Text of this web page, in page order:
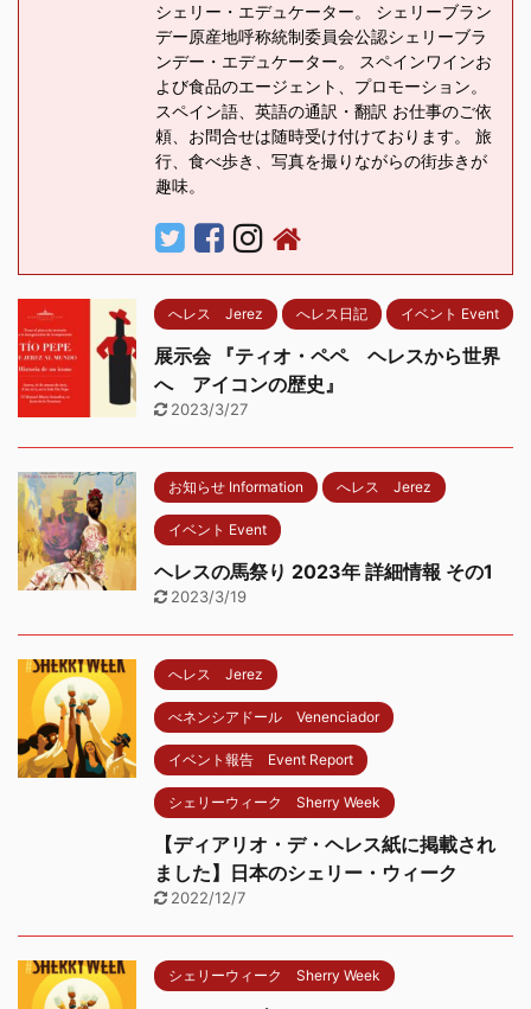
シェリー・エデュケーター。 シェリーブラン
デー原産地呼称統制委員会公認シェリーブラ
ンデー・エデュケーター。 スペインワインお
よび食品のエージェント、プロモーション。
スペイン語、英語の通訳・翻訳 お仕事のご依
頼、お問合せは随時受け付けております。 旅
行、食べ歩き、写真を撮りながらの街歩きが
趣味。
へレス Jerez へレス日記 イベント Event
展示会 『ティオ・ペペ ヘレスから世界
へ アイコンの歴史』
2023/3/27
お知らせ Information へレス Jerez
イベント Event
ヘレスの馬祭り 2023年 詳細情報 その1
2023/3/19
へレス Jerez
べネンシアドール Venenciador
イベント報告 Event Report
シェリーウィーク Sherry Week
【ディアリオ・デ・ヘレス紙に掲載され
ました】日本のシェリー・ウィーク
2022/12/7
シェリーウィーク Sherry Week